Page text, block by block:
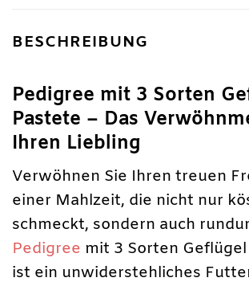
BESCHREIBUNG
Pedigree mit 3 Sorten
Pastete – Das
Ihren Liebling
Verwöhnen Sie Ihren treuen
einer Mahlzeit, die nicht nur
schmeckt, sondern auch
Pedigree mit 3 Sorten
ist ein unwiderstehliches